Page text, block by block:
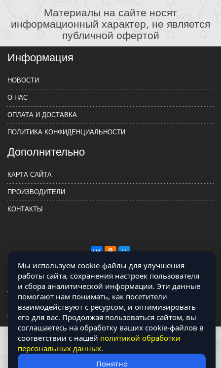
Материалы на сайте носят
информационный характер, не является
публичной офертой
Информация
НОВОСТИ
О НАС
ОПЛАТА И ДОСТАВКА
ПОЛИТИКА КОНФИДЕНЦИАЛЬНОСТИ
Дополнительно
КАРТА САЙТА
ПРОИЗВОДИТЕЛИ
КОНТАКТЫ
Магазин работает на OCLite Комплект-А - радиодетали и электронные
компоненты © 2026
Мы используем cookie-файлы для улучшения
работы сайта, сохранения настроек пользователя
и сбора аналитической информации. Эти данные
помогают нам понимать, как посетители
взаимодействуют с ресурсом, и оптимизировать
его для вас. Продолжая пользоваться сайтом, вы
соглашаетесь на обработку ваших cookie-файлов в
соответствии с нашей политикой обработки
персональных данных.
Понятно